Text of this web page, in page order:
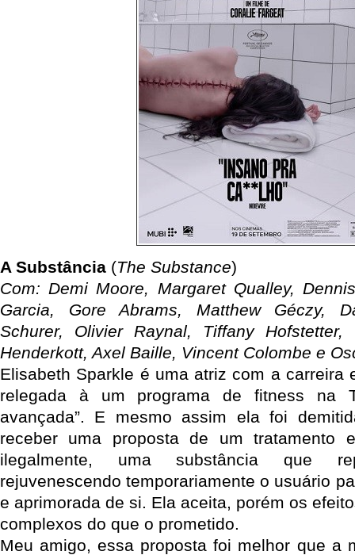
A Substância (The Substance)
Com: Demi Moore, Margaret Qualley,
Garcia, Gore Abrams, Matthew Géczy,
Schurer, Olivier Raynal, Tiffany Hofstetter,
Henderkott, Axel Baille, Vincent Colombe e
Elisabeth Sparkle é uma atriz com a carreira
relegada à um programa de fitness na
avançada”. E mesmo assim ela foi
receber uma proposta de um tratamento
ilegalmente, uma substância que
rejuvenescendo temporariamente o usuário
e aprimorada de si. Ela aceita, porém os
complexos do que o prometido.
Meu amigo, essa proposta foi melhor que a